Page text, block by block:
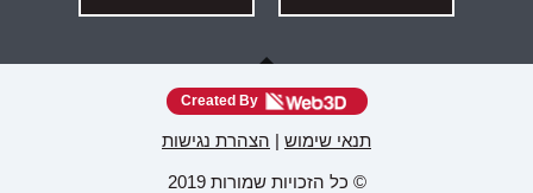
Created By
תנאי שימוש | הצהרת נגישות
© כל הזכויות שמורות 2019